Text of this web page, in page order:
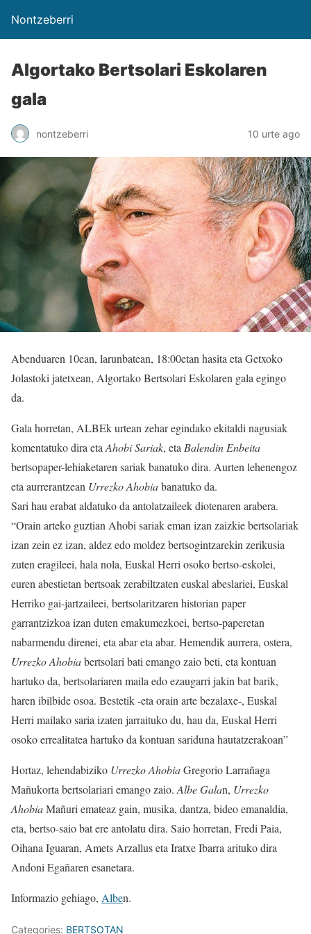
Nontzeberri
Algortako Bertsolari Eskolaren
gala
nontzeberri 10 urte ago
Abenduaren 10ean, larunbatean, 18:00etan hasita eta Getxoko
Jolastoki jatetxean, Algortako Bertsolari Eskolaren gala egingo
da.
Gala horretan, ALBEk urtean zehar egindako ekitaldi nagusiak
komentatuko dira etaAhobi Sariak, etaBalendin Enbeita
bertsopaper-lehiaketaren sariak banatuko dira. Aurten lehenengoz
eta aurrerantzean Urrezko Ahobiabanatuko da.
Sari hau erabat aldatuko da antolatzaileek diotenaren arabera.
“Orain arteko guztian Ahobi sariak eman izan zaizkie bertsolariak
izan zein ez izan, aldez edo moldez bertsogintzarekin zerikusia
zuten eragileei, hala nola, Euskal Herri osoko bertso-eskolei,
euren abestietan bertsoak zerabiltzaten euskal abeslariei, Euskal
Herriko gai-jartzaileei, bertsolaritzaren historian paper
garrantzizkoa izan duten emakumezkoei, bertso-paperetan
nabarmendu direnei, eta abar eta abar. Hemendik aurrera, ostera,
Urrezko Ahobiabertsolari bati emango zaio beti, eta kontuan
hartuko da, bertsolariaren maila edo ezaugarri jakin bat barik,
haren ibilbide osoa. Bestetik -eta orain arte bezalaxe-, Euskal
Herri mailako saria izaten jarraituko du, hau da, Euskal Herri
osoko errealitatea hartuko da kontuan sariduna hautatzerakoan”
Hortaz, lehendabiziko Urrezko AhobiaGregorio Larrañaga
Mañukorta bertsolariari emango zaio.Albe Galan, Urrezko
AhobiaMañuri emateaz gain, musika, dantza, bideo emanaldia,
eta, bertso-saio bat ere antolatu dira. Saio horretan, Fredi Paia,
Oihana Iguaran, Amets Arzallus eta Iratxe Ibarra arituko dira
Andoni Egañaren esanetara.
Informazio gehiago, Alben.
Categories: BERTSOTAN